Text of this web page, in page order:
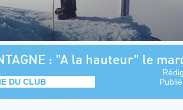
: "A la hauteur" le
DU CLUB